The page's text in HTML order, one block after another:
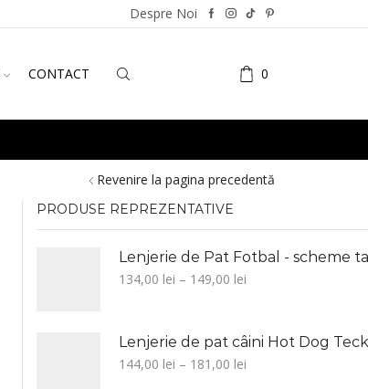
Despre Noi
CONTACT 0
Revenire la pagina precedentă
PRODUSE REPREZENTATIVE
Lenjerie de Pat Fotbal - scheme
134,00 lei – 149,00 lei
Lenjerie de pat câini Hot Dog
144,00 lei – 181,00 lei